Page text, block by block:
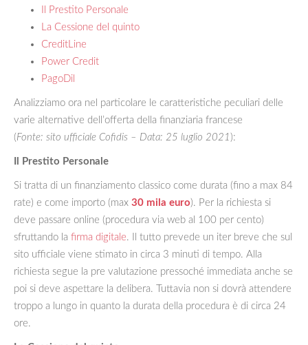
Il Prestito Personale
La Cessione del quinto
CreditLine
Power Credit
PagoDil
Analizziamo ora nel particolare le caratteristiche peculiari delle
varie alternative dell’offerta della finanziaria francese
(Fonte: sito ufficiale Cofidis – Data: 25 luglio 2021 ):
Il Prestito Personale
Si tratta di un finanziamento classico come durata (fino a max 84
rate) e come importo (max 30 mila euro). Per la richiesta si
deve passare online (procedura via web al 100 per cento)
sfruttando la firma digitale. Il tutto prevede un iter breve che sul
sito ufficiale viene stimato in circa 3 minuti di tempo. Alla
richiesta segue la pre valutazione pressoché immediata anche se
poi si deve aspettare la delibera. Tuttavia non si dovrà attendere
troppo a lungo in quanto la durata della procedura è di circa 24
ore.